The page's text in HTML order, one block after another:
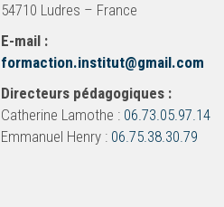
54710 Ludres – France
E-mail :
formaction.institut@gmail.com
Directeurs pédagogiques :
Catherine Lamothe : 06.73.05.97.14
Emmanuel Henry : 06.75.38.30.79